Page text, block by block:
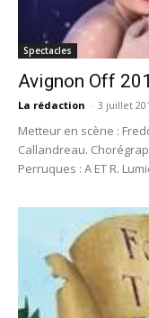
Spectacles
Avignon Off
La rédaction - 3 juillet
Metteur en scène :
Callandreau.
Perruques : A ET R.